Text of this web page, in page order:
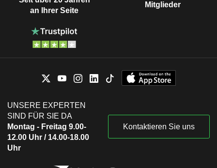
an Ihrer Seite
Mitglieder
UNSERE EXPERTEN
SIND FÜR SIE DA
Montag - Freitag 9.00-
12.00 Uhr / 14.00-18.00
Uhr
Kontaktieren Sie uns